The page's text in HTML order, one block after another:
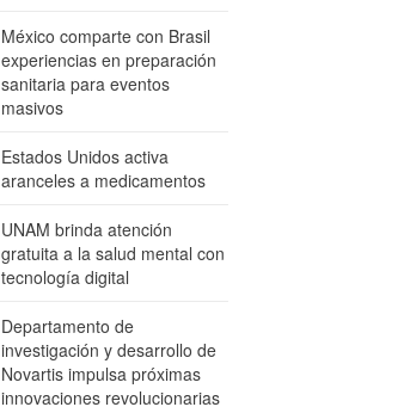
México comparte con Brasil
experiencias en preparación
sanitaria para eventos
masivos
Estados Unidos activa
aranceles a medicamentos
UNAM brinda atención
gratuita a la salud mental con
tecnología digital
Departamento de
investigación y desarrollo de
Novartis impulsa próximas
innovaciones revolucionarias